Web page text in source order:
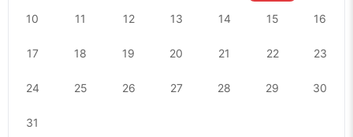
10 11 12 13 14 15 16
17 18 19 20 21 22 23
24 25 26 27 28 29 30
31